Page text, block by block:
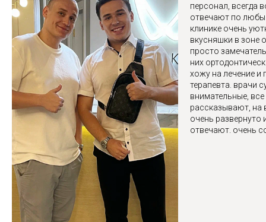
персонал, всегда
отвечают по
клинике очень
вкусняшки в зоне
просто
них
хожу на лечение и
терапевта. врачи
внимательные,
рассказывают, на
очень развернуто
отвечают. очень